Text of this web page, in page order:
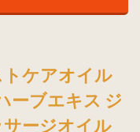
トケアオイル
ーブエキス ジ
サージオイル